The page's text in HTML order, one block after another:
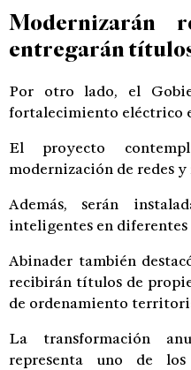
Modernizarán
entregarán
Por otro lado, el
fortalecimiento eléctrico
El proyecto
modernización de redes
Además, serán
inteligentes en
Abinader también
recibirán títulos de
de ordenamiento
La transformación
representa uno de